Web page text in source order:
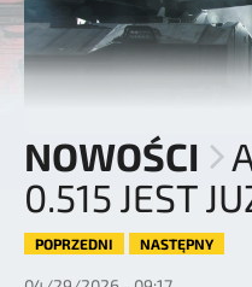
NOWOŚCI
0.515 JEST
POPRZEDNI NASTĘPNY